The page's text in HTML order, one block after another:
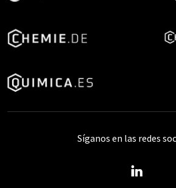
Síganos en las redes